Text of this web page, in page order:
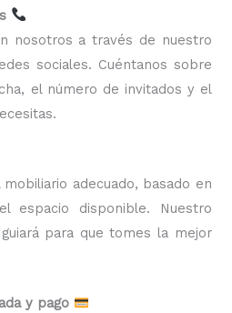
nosotros a través de nuestro
sociales. Cuéntanos sobre
el número de invitados y el
adecuado, basado en
disponible. Nuestro
para que tomes la mejor
y pago